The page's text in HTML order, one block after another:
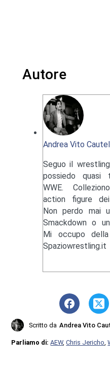
Autore
Andrea Vito
Seguo il
possiedo
WWE.
action figure
Non perdo mai
Smackdown o
Mi occupo
Spaziowrestling.it
Scritto da Andrea Vito
Parliamo di:AEW,Chris Jericho ,